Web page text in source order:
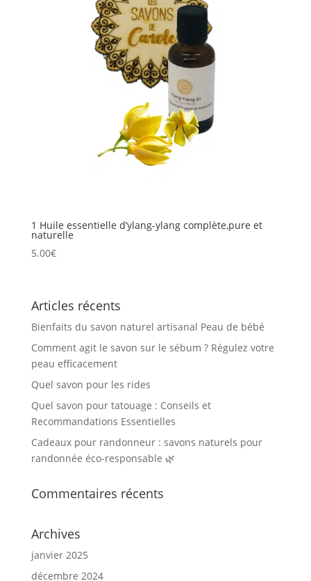
1 Huile essentielle d’ylang-ylang complète,pure et
naturelle
5.00€
Articles récents
Bienfaits du savon naturel artisanal Peau de bébé
Comment agit le savon sur le sébum ? Régulez votre
peau efficacement
Quel savon pour les rides
Quel savon pour tatouage : Conseils et
Recommandations Essentielles
Cadeaux pour randonneur : savons naturels pour
randonnée éco-responsable 🌿
Commentaires récents
Archives
janvier 2025
décembre 2024